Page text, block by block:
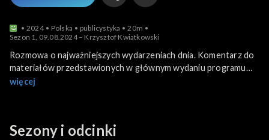
2024 Polska publicystyka
20m
Sezon 1, 09.08.2024 – Krzysztof Kwiatkowski
Rozmowa o najważniejszych wydarzeniach dnia. Komentarz do
materiałów przedstawionych w głównym wydaniu programu
informacyjnego.
więcej
Sezony i odcinki